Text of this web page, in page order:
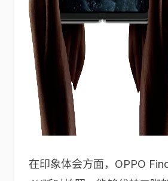
在印象体会方面，OPPO